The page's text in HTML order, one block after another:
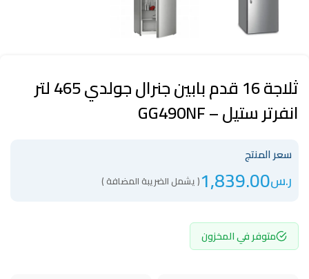
ثلاجة 16 قدم بابين جنرال جولدي 465 لتر
انفرتر ستيل – GG490NF
سعر المنتج
ر.س1,839.00( يشمل الضريبة المضافة )
متوفر في المخزون